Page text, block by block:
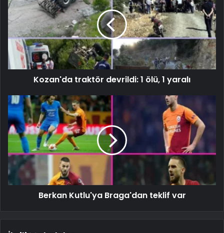
Kozan'da traktör devrildi: 1 ölü, 1 yaralı
Berkan Kutlu'ya Braga'dan teklif var